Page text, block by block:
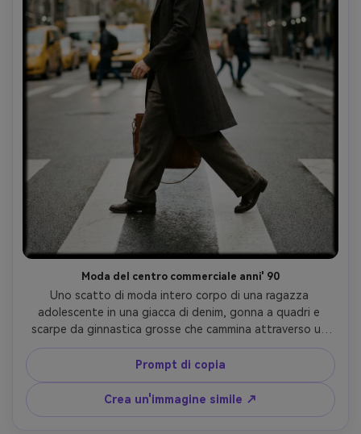
Moda del centro commerciale anni' 90
Uno scatto di moda intero corpo di una ragazza
adolescente in una giacca di denim, gonna a quadri e
scarpe da ginnastica grosse che cammina attraverso un
centro commerciale in stile anni' 90, illuminazione
fluorescente, atmosfera paparazzi sincera, grano di
pellicola medio-pesante, leggera sfumatura verde, sottile
sfocatura del movimento, girato su un punto-e-sparare di
35 mm, cornice centrata, energia nostalgica della
Prompt di copia
Crea un'immagine simile ↗